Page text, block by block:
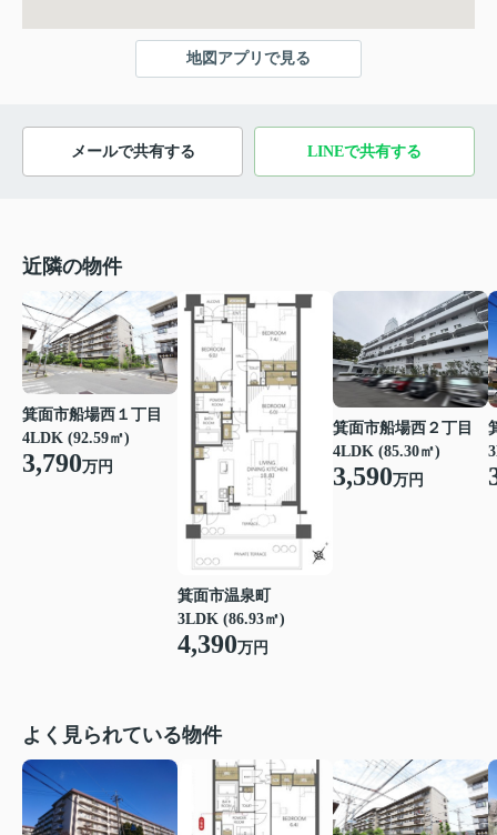
地図アプリで見る
メールで共有する LINEで共有する
近隣の物件
箕面市船場西１丁目
4LDK (92.59㎡)
3,790万円
箕面市温泉町
3LDK (86.93㎡)
4,390万円
箕面市船場西２丁目
4LDK (85.30㎡)
3,590万円
よく見られている物件